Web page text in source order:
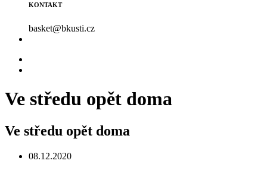
KONTAKT
basket@bkusti.cz
Ve středu opět doma
Ve středu opět doma
08.12.2020